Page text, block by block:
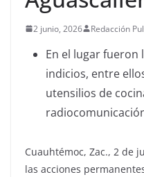
2 junio, 2026 Redacción
En el lugar fueron
indicios, entre
utensilios de
Cuauhtémoc, Zac., 2 de
las acciones